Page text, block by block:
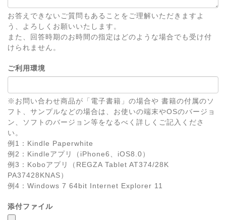
お答えできないご質問もあることをご理解いただきますよ
う、よろしくお願いいたします。
また、回答時期のお時間の指定はどのような場合でも受け付
けられません。
ご利用環境
※お問い合わせ商品が「電子書籍」の場合や 書籍の付属のソ
フト、サンプルなどの場合は、お使いの端末やOSのバージョ
ン、ソフトのバージョン等をなるべく詳しくご記入くださ
い。
例1：Kindle Paperwhite
例2：Kindleアプリ（iPhone6、iOS8.0）
例3：Koboアプリ（REGZA Tablet AT374/28K
PA37428KNAS）
例4：Windows 7 64bit Internet Explorer 11
添付ファイル